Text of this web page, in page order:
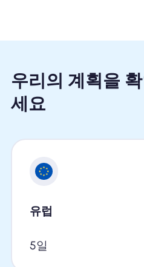
우리의 계획을
세요
유럽
5일